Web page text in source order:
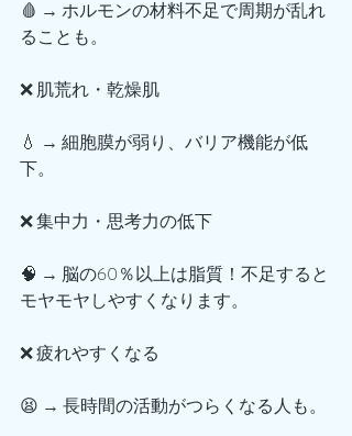
🩸 → ホルモンの材料不足で周期が乱れ
ることも。
❌ 肌荒れ・乾燥肌
💧 → 細胞膜が弱り、バリア機能が低
下。
❌ 集中力・思考力の低下
🧠 → 脳の60％以上は脂質！不足すると
モヤモヤしやすくなります。
❌ 疲れやすくなる
😫 → 長時間の活動がつらくなる人も。